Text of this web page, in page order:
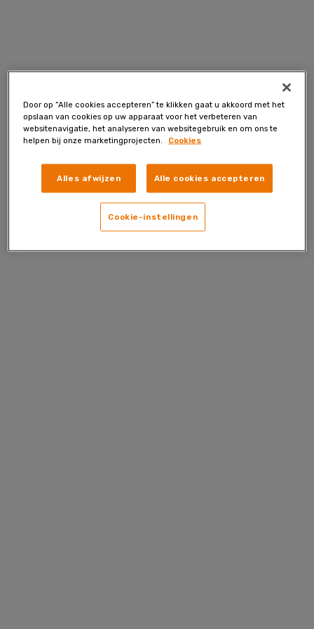
Door op “Alle cookies accepteren” te klikken gaat u akkoord met het
opslaan van cookies op uw apparaat voor het verbeteren van
websitenavigatie, het analyseren van websitegebruik en om ons te
helpen bij onze marketingprojecten.
Cookies
Alles afwijzen Alle cookies accepteren
Cookie-instellingen